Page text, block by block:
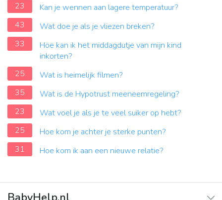
23
Kan je wennen aan lagere temperatuur?
43
Wat doe je als je vliezen breken?
33
Hoe kan ik het middagdutje van mijn kind
inkorten?
25
Wat is heimelijk filmen?
35
Wat is de Hypotrust meeneemregeling?
23
Wat voel je als je te veel suiker op hebt?
25
Hoe kom je achter je sterke punten?
31
Hoe kom ik aan een nieuwe relatie?